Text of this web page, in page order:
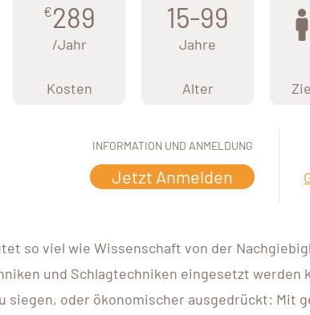
€289
/Jahr
Kosten
15-99
Jahre
Alter
INFORMATION UND ANMELDUNG
Jetzt Anmelden
so viel wie Wissenschaft von der
und Schlagtechniken eingesetzt
siegen, oder ökonomischer ausgedrückt: Mit